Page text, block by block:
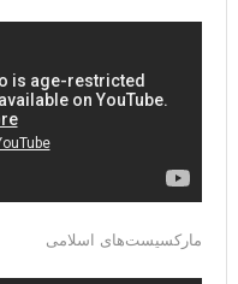
مارکسیست‌های اسلامی